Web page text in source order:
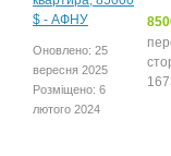
Оновлено: 25
вересня 2025
Розміщено: 6
лютого 2024